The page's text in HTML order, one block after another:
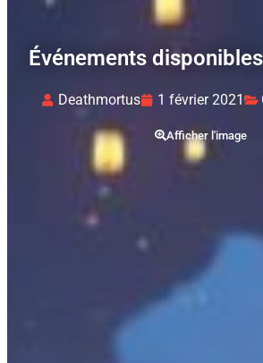
Événements
Deathmortus 1 février 2021
Afficher l'image